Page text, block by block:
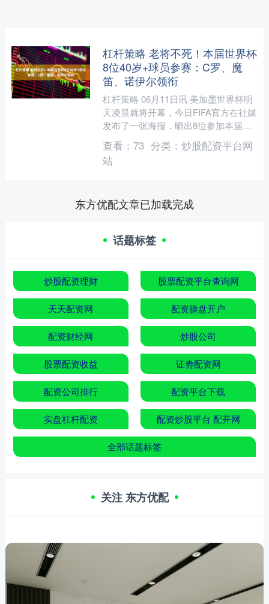
杠杆策略 老将不死！本届世界杯
8位40岁+球员参赛：C罗、魔
笛、诺伊尔领衔
杠杆策略 06月11日讯 美加墨世界杯明
天凌晨就将开幕，今日FIFA官方在社媒
发布了一张海报，晒出8位参加本届世
界杯40岁及以上的球员。 C罗——41
岁，葡萄牙....
查看： 73 分类： 炒股配资平台网
站
东方优配文章已加载完成
话题标签
炒股配资理财 股票配资平台查询网
天天配资网 配资操盘开户
配资财经网 炒股公司
股票配资收益 证劵配资网
配资公司排行 配资平台下载
实盘杠杆配资 配资炒股平台 配开网
全部话题标签
关注 东方优配